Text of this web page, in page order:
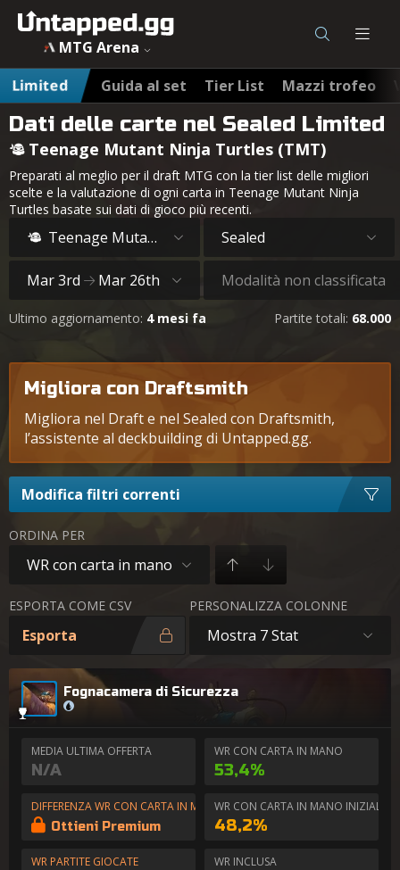
MTG Arena
Limited
Guida al set Tier List Mazzi trofeo
Dati delle carte nel Sealed Limited
Teenage Mutant Ninja Turtles (TMT)
Preparati al meglio per il draft MTG con la tier list delle migliori
scelte e la valutazione di ogni carta in Teenage Mutant Ninja
Turtles basate sui dati di gioco più recenti.
Teenage Mutant Ninja Turtles Sealed
Mar 3rd Mar 26th Modalità non classificata
Ultimo aggiornamento: 4 mesi fa Partite totali: 68.000
Migliora con Draftsmith
Migliora nel Draft e nel Sealed con Draftsmith,
l’assistente al deckbuilding di Untapped.gg.
Modifica filtri correnti
ORDINA PER
WR con carta in mano
ESPORTA COME CSV
Esporta
PERSONALIZZA COLONNE
Mostra 7 Stat
Fognacamera di Sicurezza
MEDIA ULTIMA OFFERTA
N/A
WR CON CARTA IN MANO
53,4%
DIFFERENZA WR CON CARTA IN MANO
Ottieni Premium
WR CON CARTA IN MANO INIZIALE
48,2%
WR PARTITE GIOCATE
WR INCLUSA